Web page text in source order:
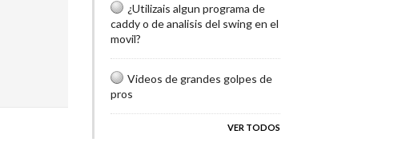
¿Utilizais algun programa de
caddy o de analisis del swing en el
movil?
Videos de grandes golpes de
pros
VER TODOS